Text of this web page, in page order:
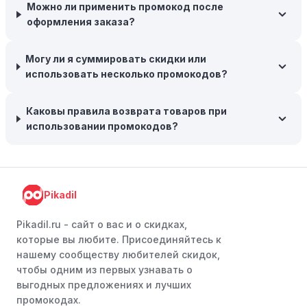
товары на следующий сезон, когда они будут в
продаже.
интернет-магазинов часто предлагают бесплатную
доставку, что позволяет сэкономить. Некоторые
заказе на сумму, превышающую определенную,
поэтому рассмотрите возможность покупки
Следите за социальными сетями:Следите за GGLead
Instagram. Ритейлеры часто делятся со своими
акциями.
Программы лояльности:Присоединяйтесь к
программам лояльности, предлагаемым интернет-
магазинами, чтобы пользоваться такими
преимуществами, как скидки только для участников,
Можно ли применить промокод после
оформления заказа?
Могу ли я суммировать скидки или
использовать несколько промокодов?
Каковы правила возврата товаров при
использовании промокодов?
Pikadil
Pikadil.ru - cайт о вас и о скидках,
которые вы любите. Присоединяйтесь к
нашему сообществу любителей скидок,
чтобы одним из первых узнавать о
выгодных предложениях и лучших
промокодах.